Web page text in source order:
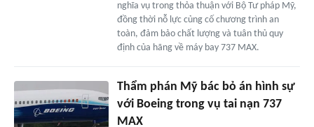
nghĩa vụ trong thỏa thuận với Bộ Tư pháp Mỹ,
đồng thời nỗ lực củng cố chương trình an
toàn, đảm bảo chất lượng và tuân thủ quy
định của hãng về máy bay 737 MAX.
Thẩm phán Mỹ bác bỏ án hình sự
với Boeing trong vụ tai nạn 737
MAX